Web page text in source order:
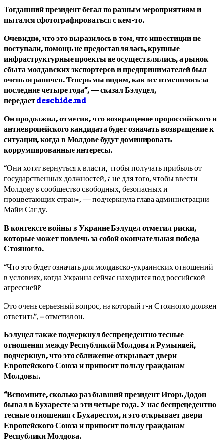
Тогдашний президент бегал по разным мероприятиям и
пытался сфотографироваться с кем-то.
Очевидно, что это выразилось в том, что инвестиции не
поступали, помощь не предоставлялась, крупные
инфраструктурные проекты не осуществлялись, а рынок
сбыта молдавских экспортеров и предпринимателей был
очень ограничен. Теперь мы видим, как все изменилось за
последние четыре года”, — сказал Бэлуцел,
передаетdeschide.md
Он продолжил, отметив, что возвращение пророссийского и
антиевропейского кандидата будет означать возвращение к
ситуации, когда в Молдове будут доминировать
коррумпированные интересы.
“Они хотят вернуться к власти, чтобы получать прибыль от
государственных должностей, а не для того, чтобы ввести
Молдову в сообщество свободных, безопасных и
процветающих стран», — подчеркнула глава администрации
Майи Санду.
В контексте войны в Украине Бэлуцел отметил риски,
которые может повлечь за собой окончательная победа
Стояногло.
“Что это будет означать для молдавско-украинских отношений
в условиях, когда Украина сейчас находится под российской
агрессией?
Это очень серьезный вопрос, на который г-н Стояногло должен
ответить”, – отметил он.
Бэлуцел также подчеркнул беспрецедентно тесные
отношения между Республикой Молдова и Румынией,
подчеркнув, что это сближение открывает двери
Европейского Союза и приносит пользу гражданам
Молдовы.
“Вспомните, сколько раз бывший президент Игорь Додон
бывал в Бухаресте за эти четыре года. У нас беспрецедентно
тесные отношения с Бухарестом, и это открывает двери
Европейского Союза и приносит пользу гражданам
Республики Молдова.